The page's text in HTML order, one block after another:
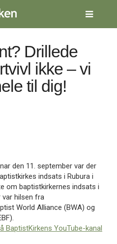
Drillede
ikke – vi
til dig!
den 11. september var der
indsats i Rubura i
om baptistkirkernes indsats i
var hilsen fra
World Alliance (BWA) og
BaptistKirkens YouTube-kanal